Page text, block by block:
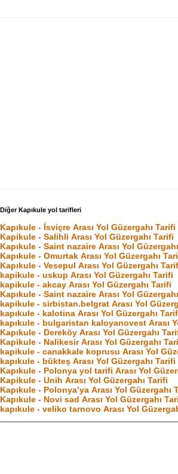
Diğer Kapıkule yol tarifleri
Kapıkule - İsviçre Arası Yol Güzergahı Tarifi
Kapikule - Salihli Arası Yol Güzergahı Tarifi
Kapıkule - Saint nazaire Arası Yol
Kapıkule - Omurtak Arası Yol Güzergahı
Kapıkule - Vesepul Arası Yol Güzergahı
kapikule - uskup Arası Yol Güzergahı Tarifi
kapikule - akcay Arası Yol Güzergahı Tarifi
Kapıkule - Saint nazaire Arası Yol
kapikule - sirbistan.belgrat Arası Yol
kapıkule - kalotina Arası Yol Güzergahı
kapıkule - bulgaristan kaloyanovest Arası
Kapıkule - Dereköy Arası Yol Güzergahı
Kapikule - Nalikesir Arası Yol Güzergahı
kapikule - canakkale koprusu Arası Yol
kapıkule - bükteş Arası Yol Güzergahı Tarifi
Kapıkule - Polonya yol tarifi Arası Yol
Kapikule - Unih Arası Yol Güzergahı Tarifi
Kapıkule - Polonya’ya Arası Yol Güzergahı
Kapıkule - Novi sad Arası Yol Güzergahı
kapıkule - veliko tarnovo Arası Yol